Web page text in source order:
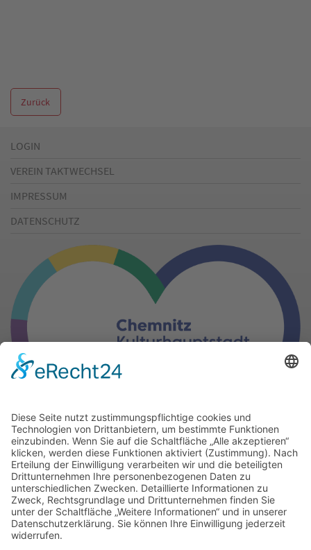
Zurück
LOGIN
VEREIN TAKTWECHSEL
IMPRESSUM
DATENSCHUTZ
Gern können Sie unsere Arbeit
mit einer Spende unterstützen.